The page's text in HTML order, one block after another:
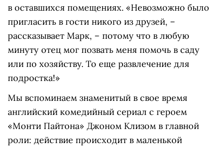
в оставшихся помещениях. «Невозможно было
пригласить в гости никого из друзей, –
рассказывает Марк, – потому что в любую
минуту отец мог позвать меня помочь в саду
или по хозяйству. То еще развлечение для
подростка!»
Мы вспоминаем знаменитый в свое время
английский комедийный сериал с героем
«Монти Пайтона» Джоном Клизом в главной
роли: действие происходит в маленькой